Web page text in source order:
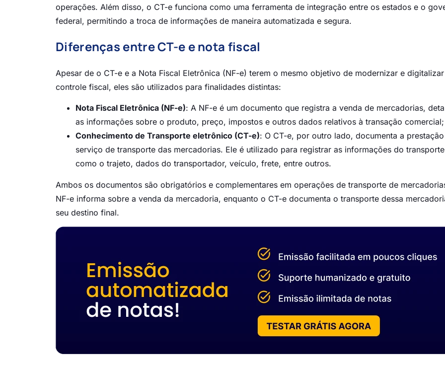
operações. Além disso, o CT-e funciona como uma ferramenta de integração entre os estados e o
federal, permitindo a troca de informações de maneira automatizada e segura.
Diferenças entre CT-e e nota fiscal
Apesar de o CT-e e a Nota Fiscal Eletrônica (NF-e) terem o mesmo objetivo de modernizar e
controle fiscal, eles são utilizados para finalidades distintas:
Nota Fiscal Eletrônica (NF-e): A NF-e é um documento que registra a venda de mercadorias,
as informações sobre o produto, preço, impostos e outros dados relativos à transação comercial;
Conhecimento de Transporte eletrônico (CT-e): O CT-e, por outro lado, documenta a
serviço de transporte das mercadorias. Ele é utilizado para registrar as informações do
como o trajeto, dados do transportador, veículo, frete, entre outros.
Ambos os documentos são obrigatórios e complementares em operações de transporte de
NF-e informa sobre a venda da mercadoria, enquanto o CT-e documenta o transporte dessa
seu destino final.